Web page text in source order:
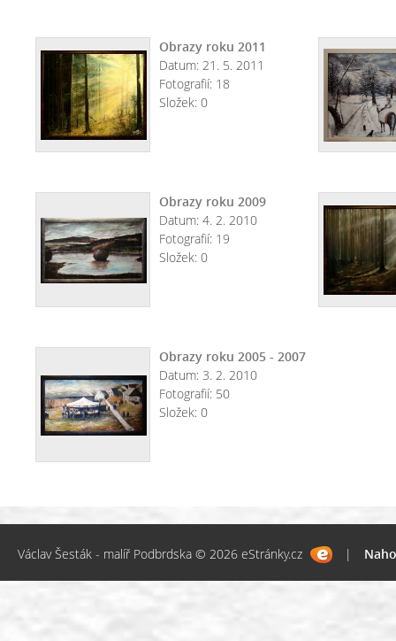
Obrazy roku 2011
Datum: 21. 5. 2011
Fotografií: 18
Složek: 0
Obrazy roku 2009
Datum: 4. 2. 2010
Fotografií: 19
Složek: 0
Obrazy roku 2005 - 2007
Datum: 3. 2. 2010
Fotografií: 50
Složek: 0
Václav Šesták - malíř Podbrdska © 2026 eStránky.cz |